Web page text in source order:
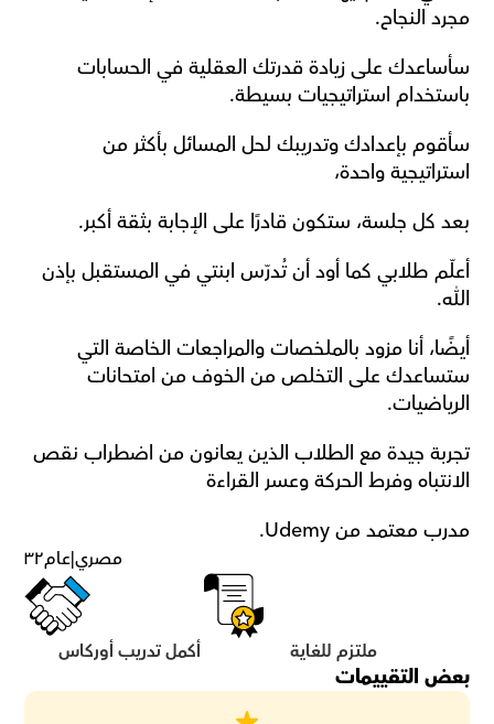
مجرد النجاح.
باستخدام استراتيجيات بسيطة.
استراتيجية واحدة،
بعد كل جلسة، ستكون قادرًا على الإجابة بثقة أكبر.
الله.
الرياضيات.
الانتباه وفرط الحركة وعسر القراءة
مدرب معتمد من Udemy.
٣٢عام|مصري
ملتزم للغاية أكمل تدريب أوركاس
بعض التقييمات